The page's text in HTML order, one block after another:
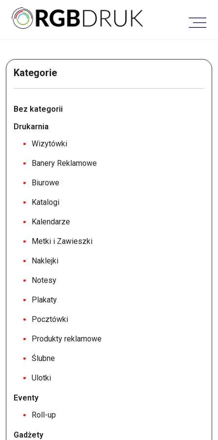
content
Kategorie
Bez kategorii
Drukarnia
Wizytówki
Banery Reklamowe
Biurowe
Katalogi
Kalendarze
Metki i Zawieszki
Naklejki
Notesy
Plakaty
Pocztówki
Produkty reklamowe
Ślubne
Ulotki
Eventy
Roll-up
Gadżety